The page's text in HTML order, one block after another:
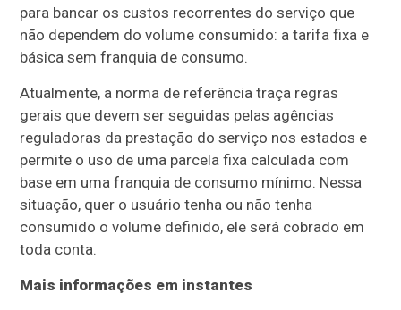
para bancar os custos recorrentes do serviço que
não dependem do volume consumido: a tarifa fixa e
básica sem franquia de consumo.
Atualmente, a norma de referência traça regras
gerais que devem ser seguidas pelas agências
reguladoras da prestação do serviço nos estados e
permite o uso de uma parcela fixa calculada com
base em uma franquia de consumo mínimo. Nessa
situação, quer o usuário tenha ou não tenha
consumido o volume definido, ele será cobrado em
toda conta.
Mais informações em instantes